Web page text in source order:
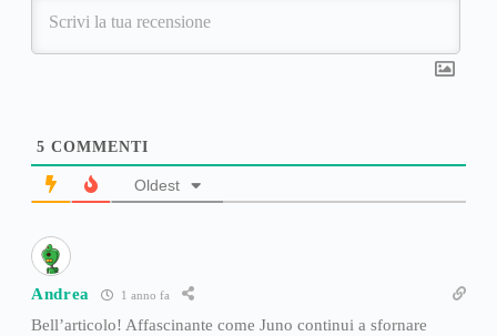
5 COMMENTI
Oldest
Andrea 1 anno fa
Bell’articolo! Affascinante come Juno continui a sfornare